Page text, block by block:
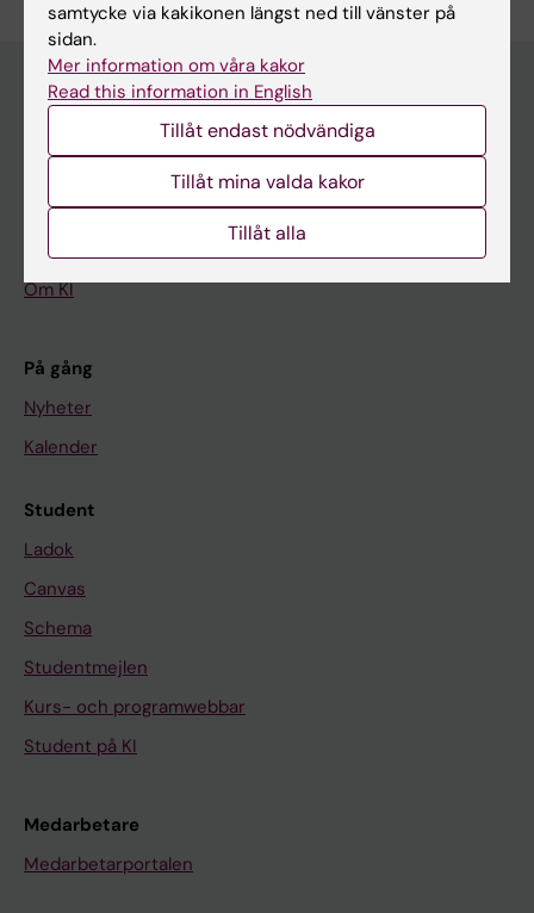
Forskarutbildning
Forskning
Om KI
På gång
Nyheter
Kalender
Student
Ladok
Canvas
Schema
Studentmejlen
Kurs- och programwebbar
Student på KI
Medarbetare
Medarbetarportalen
samtycke via kakikonen längst ned till vänster på
sidan.
Mer information om våra kakor
Read this information in English
Tillåt endast nödvändiga
Tillåt mina valda kakor
Tillåt alla